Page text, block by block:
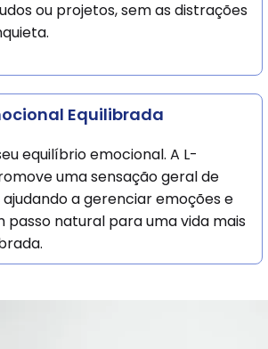
ou projetos, sem as distrações
Equilibrada
equilíbrio emocional. A L-
uma sensação geral de
a gerenciar emoções e
passo natural para uma vida mais